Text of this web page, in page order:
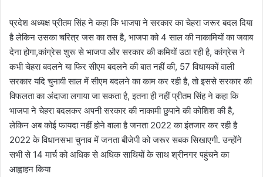
प्रदेश अध्यक्ष प्रीतम सिंह ने कहा कि भाजपा ने सरकार का चेहरा जरूर बदल दिया
है लेकिन उसका चरित्र जस का तस है, भाजपा को 4 साल की नाकामियों का जवाब
देना होगा,कांग्रेस शुरू से भाजपा और सरकार की कमियों उठा रही है, कांग्रेस ने
कभी चेहरा बदलने या फिर सीएम बदलने की बात नहीं की, 57 विधायकों वाली
सरकार यदि चुनावी साल में सीएम बदलने का काम कर रही है, तो इससे सरकार की
विफलता का अंदाजा लगाया जा सकता है, इतना ही नहीं प्रीतम सिंह ने कहा कि
भाजपा ने चेहरा बदलकर अपनी सरकार की नाकामी छुपाने की कोशिश की है,
लेकिन अब कोई फायदा नहीं होने वाला है जनता 2022 का इंतजार कर रही है
2022 के विधानसभा चुनाव में जनता बीजेपी को जरूर सबक सिखाएगी. उन्होंने
सभी से 14 मार्च को अधिक से अधिक साथियों के साथ श्रीनगर पहुंचने का
आह्वाहन किया